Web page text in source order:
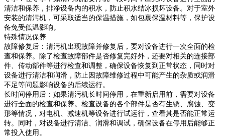
清洁和保养，排净设备内的积水，防止积水结冰损坏设备。对于室外
安装的清污机，可采取适当的保温措施，如包裹保温材料等，保护设
备免受低温影响。
特殊情况保养
故障修复后：清污机出现故障并修复后，要对设备进行一次全面的检
查和保养。除了检查故障部件是否修复完好外，还要对相关的连接部
件、传动部件等进行检查和调整，确保设备恢复到正常状态，同时对
设备进行清洁和润滑，防止因故障维修过程中可能产生的杂质或润滑
不足等问题影响设备的后续运行。
长时间停用后：如果清污机长时间停用，在重新启用前，需要对设备
进行全面的检查和保养。检查设备的各个部件是否有生锈、腐蚀、变
形等情况，对电机、减速机等设备进行试运行，查看其是否能正常运
转。同时，对设备进行清洁、润滑和调试，确保设备在停用后能够正
常投入使用。